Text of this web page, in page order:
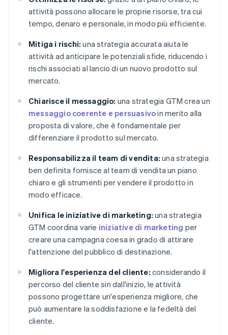
attività possono allocare le proprie risorse, tra cui
tempo, denaro e personale, in modo più efficiente.
Mitiga i rischi: una strategia accurata aiuta le
attività ad anticipare le potenziali sfide, riducendo i
rischi associati al lancio di un nuovo prodotto sul
mercato.
Chiarisce il messaggio: una strategia GTM crea un
messaggio coerente e persuasivoin merito alla
proposta di valore, che è fondamentale per
differenziare il prodotto sul mercato.
Responsabilizza il team di vendita: una strategia
ben definita fornisce al team di vendita un piano
chiaro e gli strumenti per vendere il prodotto in
modo efficace.
Unifica le iniziative di marketing: una strategia
GTM coordina varie iniziative di marketing per
creare una campagna coesa in grado di attirare
l'attenzione del pubblico di destinazione.
Migliora l'esperienza del cliente: considerando il
percorso del cliente sin dall'inizio, le attività
possono progettare un'esperienza migliore, che
può aumentare la soddisfazione e la fedeltà del
cliente.